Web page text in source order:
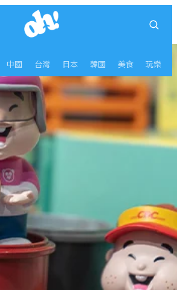
中國 台灣 日本 韓國 美食 玩樂